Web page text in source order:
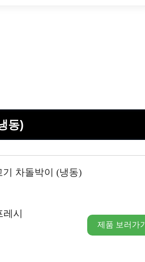
동)
차돌박이 (냉동)
시
제품 보러가기